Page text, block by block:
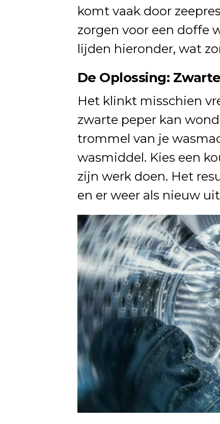
komt vaak door
zorgen voor een doffe
lijden hieronder, wat
De Oplossing:
Het klinkt misschien
zwarte peper kan
trommel van je
wasmiddel. Kies een
zijn werk doen. Het
en er weer als nieuw